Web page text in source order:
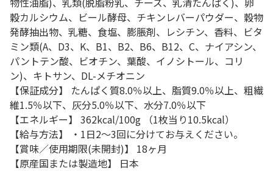
穀カルシウム、ビール酵母、チキンレバーパウダー、穀物
発酵抽出物、乳糖、食塩、膨脹剤、レシチン、香料、ビタ
ミン類(A、D3、K、B1、B2、B6、B12、C、ナイアシン、
パントテン酸、ビオチン、葉酸、イノシトール、コリ
ン)、キトサン、DL-メチオニン
【保証成分】 たんぱく質8.0％以上、脂質9.0％以上、粗繊
維1.5％以下、灰分5.0％以下、水分7.0％以下
【エネルギー】 362kcal/100g （1枚当り10.5kcal）
【給与方法】 ・1日2～3回に分けてお与えください。
【賞味／使用期限(未開封)】 18ヶ月
【原産国または製造地】 日本